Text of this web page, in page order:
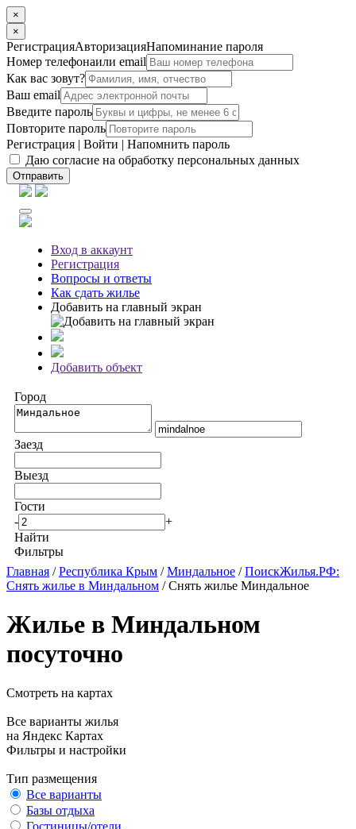
×
×
РегистрацияАвторизацияНапоминание пароля
Номер телефонаили email
Как вас зовут?
Ваш email
Введите пароль
Повторите пароль
Регистрация | Войти | Напомнить пароль
Даю согласие на обработку персональных данных
Отправить
Вход в аккаунт
Регистрация
Вопросы и ответы
Как сдать жилье
Добавить на главный экран
Добавить объект
Город
Заезд
Выезд
Гости
-
+
Найти
Фильтры
Главная /Республика Крым /Миндальное /ПоискЖилья.РФ:
Снять жилье в Миндальном / Снять жилье Миндальное
Жилье в Миндальном
посуточно
Смотреть на картах
Все варианты жилья
на Яндекс Картах
Фильтры и настройки
Тип размещения
Все варианты
Базы отдыха
Гостиницы/отели